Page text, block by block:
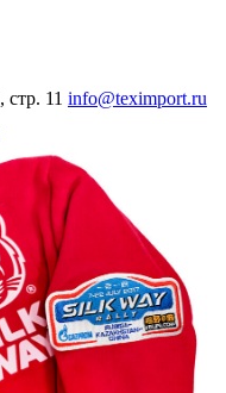
11 info@teximport.ru